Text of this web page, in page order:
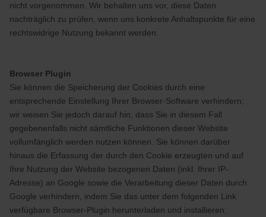
nicht vorgenommen. Wir behalten uns vor, diese Daten
nachträglich zu prüfen, wenn uns konkrete Anhaltspunkte für eine
rechtswidrige Nutzung bekannt werden.
Browser Plugin
Sie können die Speicherung der Cookies durch eine
entsprechende Einstellung Ihrer Browser-Software verhindern;
wir weisen Sie jedoch darauf hin, dass Sie in diesem Fall
gegebenenfalls nicht sämtliche Funktionen dieser Website
vollumfänglich werden nutzen können. Sie können darüber
hinaus die Erfassung der durch den Cookie erzeugten und auf
Ihre Nutzung der Website bezogenen Daten (inkl. Ihrer IP-
Adresse) an Google sowie die Verarbeitung dieser Daten durch
Google verhindern, indem Sie das unter dem folgenden Link
verfügbare Browser-Plugin herunterladen und installieren: